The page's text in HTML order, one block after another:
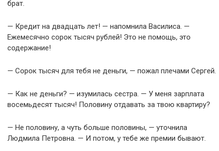
брат.
— Кредит на двадцать лет! — напомнила Василиса. —
Ежемесячно сорок тысяч рублей! Это не помощь, это
содержание!
— Сорок тысяч для тебя не деньги, — пожал плечами Сергей.
— Как не деньги? — изумилась сестра. — У меня зарплата
восемьдесят тысяч! Половину отдавать за твою квартиру?
— Не половину, а чуть больше половины, — уточнила
Людмила Петровна. — И потом, у тебе же премии бывают.